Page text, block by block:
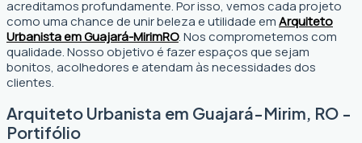
acreditamos profundamente. Por isso, vemos cada projeto
como uma chance de unir beleza e utilidade emArquiteto
Urbanista em Guajará-MirimRO. Nos comprometemos com
qualidade. Nosso objetivo é fazer espaços que sejam
bonitos, acolhedores e atendam às necessidades dos
clientes.
Arquiteto Urbanista em Guajará-Mirim, RO -
Portifólio